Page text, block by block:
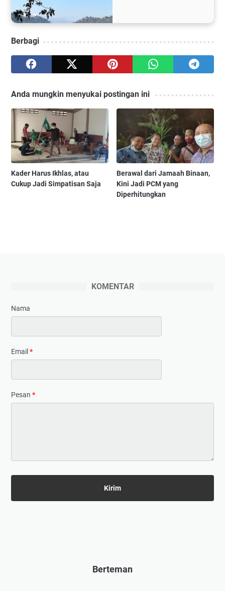
Berbagi
Anda mungkin menyukai postingan ini
Kader Harus Ikhlas, atau
Cukup Jadi Simpatisan Saja
Berawal dari Jamaah Binaan,
Kini Jadi PCM yang
Diperhitungkan
KOMENTAR
Nama
Email *
Pesan *
Berteman